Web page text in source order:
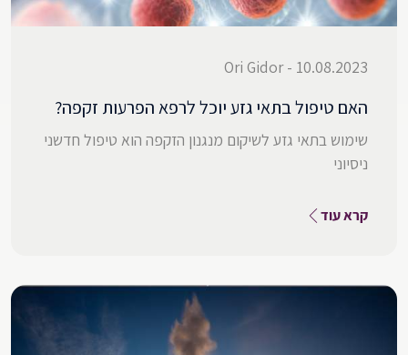
10.08.2023 - Ori Gidor
האם טיפול בתאי גזע יוכל לרפא הפרעות זקפה?
שימוש בתאי גזע לשיקום מנגנון הזקפה הוא טיפול חדשני
ניסיוני
קרא עוד